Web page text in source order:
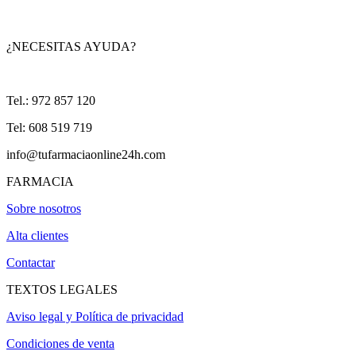
¿NECESITAS AYUDA?
Tel.: 972 857 120
Tel: 608 519 719
info@tufarmaciaonline24h.com
FARMACIA
Sobre nosotros
Alta clientes
Contactar
TEXTOS LEGALES
Aviso legal y Política de privacidad
Condiciones de venta